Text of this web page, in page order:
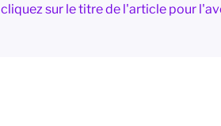
cliquez sur le titre de l'article pour